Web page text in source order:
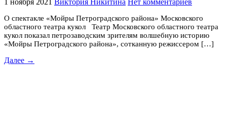
О спектакле «Мойры Петроградского района» Московского
областного театра кукол Театр Московского областного театра
кукол показал петрозаводским зрителям волшебную историю
«Мойры Петроградского района», сотканную режиссером […]
Далее →